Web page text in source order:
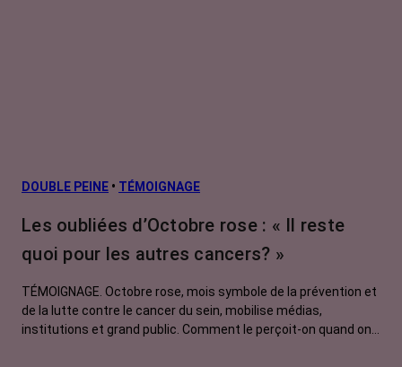
DOUBLE PEINE • TÉMOIGNAGE
Les oubliées d’Octobre rose : « Il reste
quoi pour les autres cancers? »
TÉMOIGNAGE. Octobre rose, mois symbole de la prévention et
de la lutte contre le cancer du sein, mobilise médias,
institutions et grand public. Comment le perçoit-on quand on